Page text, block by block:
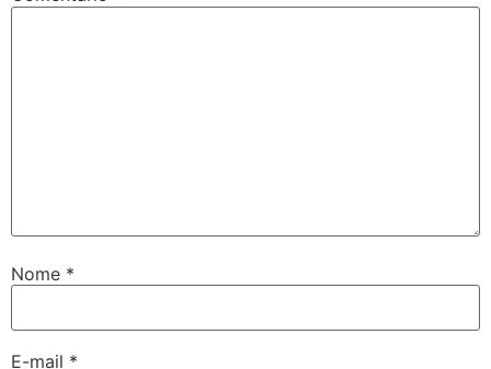
Nome *
E-mail *